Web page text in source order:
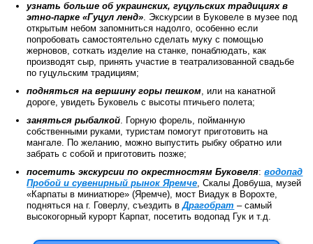
узнать больше об украинских, гуцульских традициях в
этно-парке «Гуцул ленд». Экскурсии в Буковеле в музее под
открытым небом запомниться надолго, особенно если
попробовать самостоятельно сделать муку с помощью
жерновов, соткать изделие на станке, понаблюдать, как
производят сыр, принять участие в театрализованной свадьбе
по гуцульским традициям;
подняться на вершину горы пешком, или на канатной
дороге, увидеть Буковель с высоты птичьего полета;
заняться рыбалкой. Горную форель, пойманную
собственными руками, туристам помогут приготовить на
мангале. По желанию, можно выпустить рыбку обратно или
забрать с собой и приготовить позже;
посетить экскурсии по окрестностям Буковеля:водопад
Пробой и сувенирный рынок Яремче, Скалы Довбуша, музей
«Карпаты в миниатюре» (Яремче), мост Виадук в Ворохте,
подняться на г. Говерлу, съездить вДрагобрат – самый
высокогорный курорт Карпат, посетить водопад Гук и т.д.